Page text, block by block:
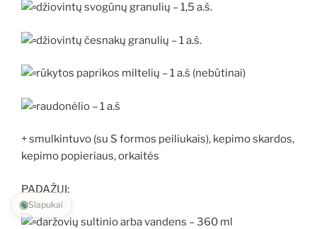
džiovintų svogūnų granulių – 1,5 a.š.
džiovintų česnakų granulių – 1 a.š.
rūkytos paprikos miltelių – 1 a.š (nebūtinai)
raudonėlio – 1 a.š
+ smulkintuvo (su S formos peiliukais), kepimo skardos,
kepimo popieriaus, orkaitės
PADAŽUI:
daržovių sultinio arba vandens – 360 ml
Slapukai